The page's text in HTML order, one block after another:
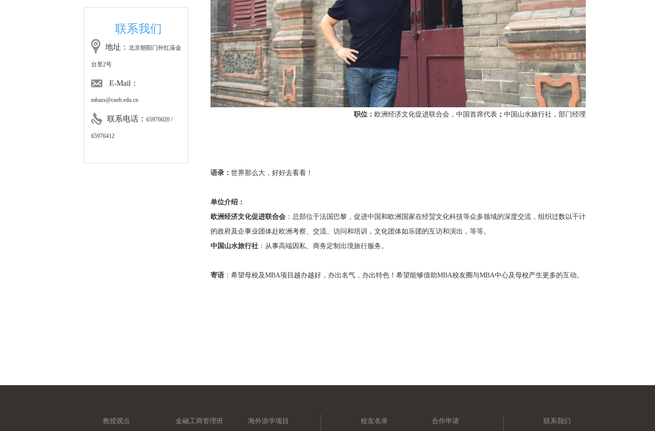
联系我们
地址： 北京朝阳门外红庙金
台里2号
E-Mail：
mbazs@cueb.edu.cn
联系电话： 65976020 /
65976412
职位： 欧洲经济文化促进联合会，中国首席代表 ； 中国山水旅行社，部门经理
语录： 世界那么大，好好去看看！
单位介绍：
欧洲经济文化促进联合会 ：总部位于法国巴黎，促进中国和欧洲国家在经贸文化科技等众多领域的深度交流，组织过数以千计
的政府及企事业团体赴欧洲考察、交流、访问和培训，文化团体如乐团的互访和演出，等等。
中国山水旅行社 ：从事高端因私、商务定制出境旅行服务。
寄语 ：希望母校及MBA项目越办越好，办出名气，办出特色！希望能够借助MBA校友圈与MBA中心及母校产生更多的互动。
教授观点 金融工商管理班
海外游学项目
校友名录
合作申请
联系我们